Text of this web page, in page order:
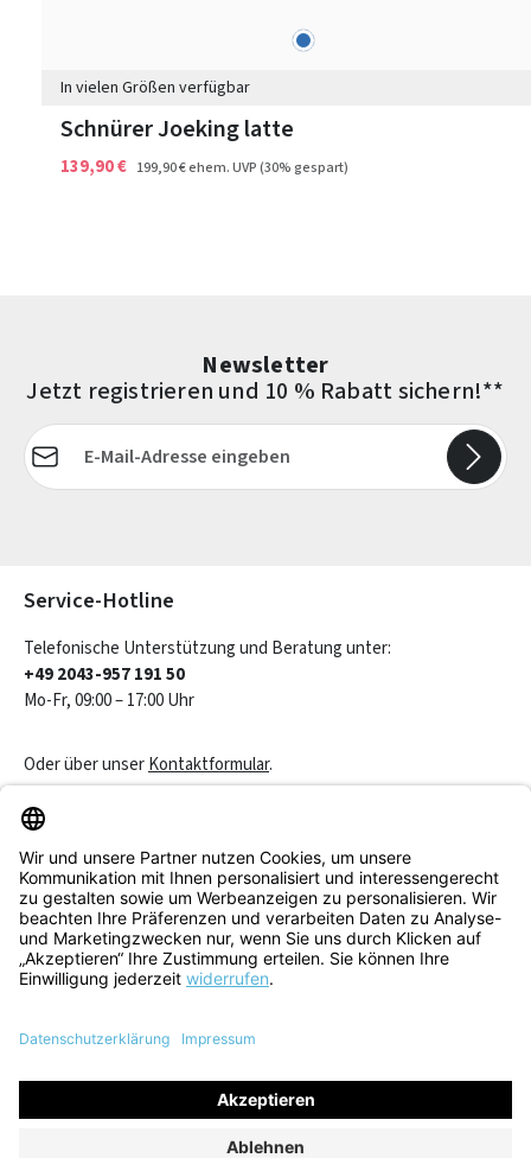
blau
In vielen Größen verfügbar
Schnürer Joeking latte
139,90 € 199,90 €ehem. UVP(30% gespart)
Newsletter
Jetzt registrieren und 10 % Rabatt sichern!**
E-Mail-Adresse*
Service-Hotline
Telefonische Unterstützung und Beratung unter:
+49 2043-957 191 50
Mo-Fr, 09:00 – 17:00 Uhr
Oder über unserKontaktformular.
Service & Beratung
Informationen
Alle Preise inkl. gesetzl. Mehrwertsteuer zzgl.